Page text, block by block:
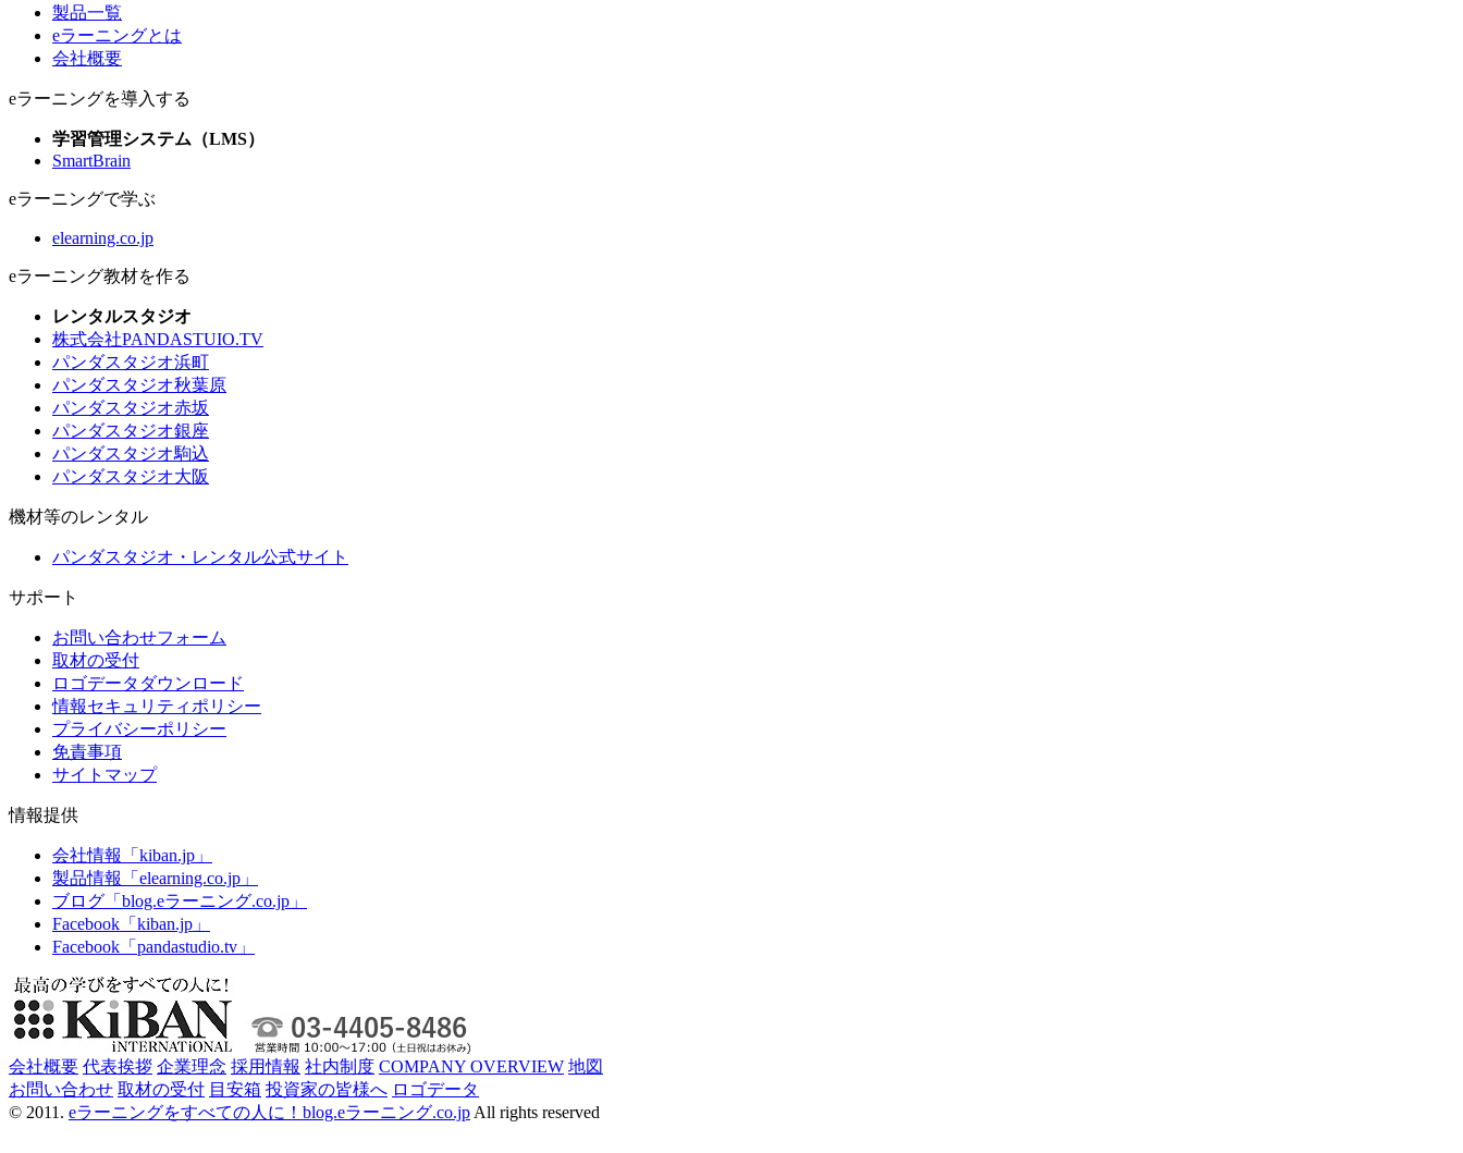
製品一覧
eラーニングとは
会社概要
eラーニングを導入する
学習管理システム（LMS）
SmartBrain
eラーニングで学ぶ
elearning.co.jp
eラーニング教材を作る
レンタルスタジオ
株式会社PANDASTUIO.TV
パンダスタジオ浜町
パンダスタジオ秋葉原
パンダスタジオ赤坂
パンダスタジオ銀座
パンダスタジオ駒込
パンダスタジオ大阪
機材等のレンタル
パンダスタジオ・レンタル公式サイト
サポート
お問い合わせフォーム
取材の受付
ロゴデータダウンロード
情報セキュリティポリシー
プライバシーポリシー
免責事項
サイトマップ
情報提供
会社情報「kiban.jp」
製品情報「elearning.co.jp」
ブログ「blog.eラーニング.co.jp」
Facebook「kiban.jp」
Facebook「pandastudio.tv」
会社概要 代表挨拶 企業理念 採用情報 社内制度 COMPANY OVERVIEW 地図
お問い合わせ 取材の受付 目安箱 投資家の皆様へ ロゴデータ
© 2011. eラーニングをすべての人に！blog.eラーニング.co.jp All rights reserved